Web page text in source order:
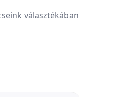
választékában